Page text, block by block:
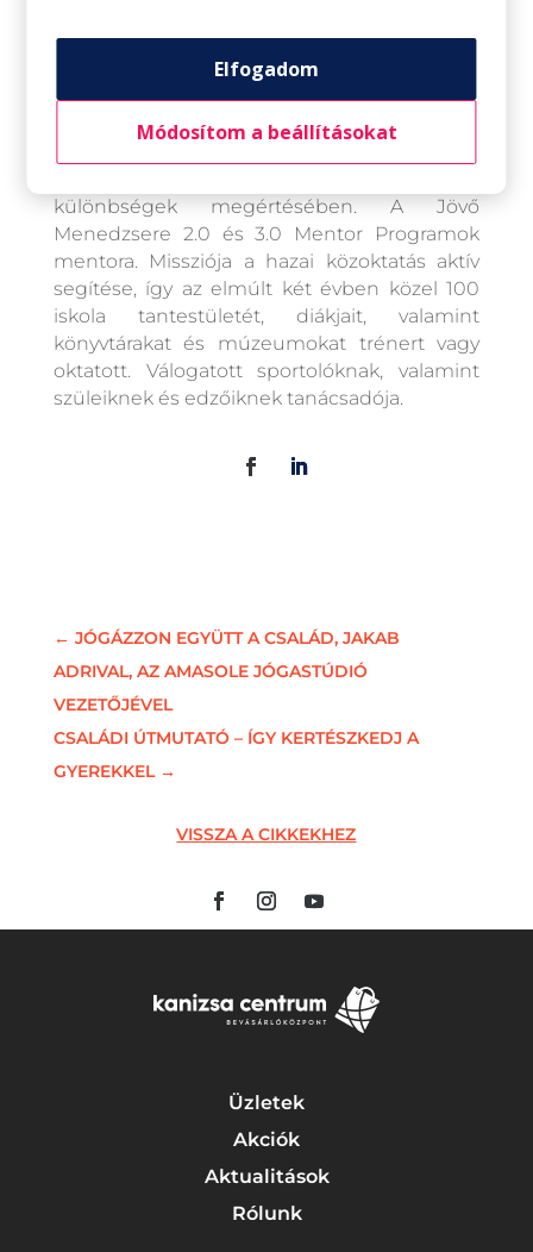
Heti rendszerességgel tart előadásokat vagy
tréningeket az ország minden pontján.
Előadásai során szórakoztató és jól érthető
módon segít az új nézőpontok
különbségek megértésében. A Jövő
Menedzsere 2.0 és 3.0 Mentor Programok
mentora. Missziója a hazai közoktatás aktív
segítése, így az elmúlt két évben közel 100
iskola tantestületét, diákjait, valamint
könyvtárakat és múzeumokat trénert vagy
oktatott. Válogatott sportolóknak, valamint
szüleiknek és edzőiknek tanácsadója.
← JÓGÁZZON EGYÜTT A CSALÁD, JAKAB
ADRIVAL, AZ AMASOLE JÓGASTÚDIÓ
VEZETŐJÉVEL
CSALÁDI ÚTMUTATÓ – ÍGY KERTÉSZKEDJ A
GYEREKKEL→
VISSZA A CIKKEKHEZ
Üzletek
Akciók
Aktualitások
Rólunk
Elfogadom
Módosítom a beállításokat